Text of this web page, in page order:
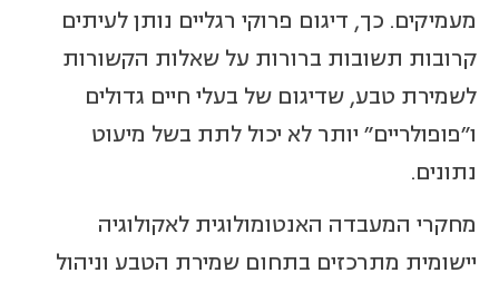
מעמיקים. כך, דיגום פרוקי רגליים נותן לעיתים
קרובות תשובות ברורות על שאלות הקשורות
לשמירת טבע, שדיגום של בעלי חיים גדולים
ו"פופולריים" יותר לא יכול לתת בשל מיעוט
נתונים.
מחקרי המעבדה האנטומולוגית לאקולוגיה
יישומית מתרכזים בתחום שמירת הטבע וניהול